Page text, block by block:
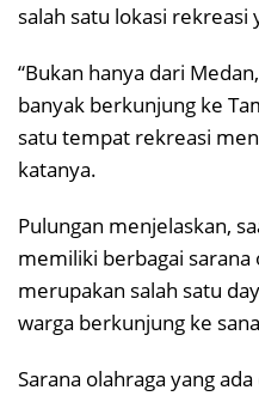
salah satu lokasi
“Bukan hanya dari
banyak berkunjung ke
satu tempat rekreasi
katanya.
Pulungan menjelaskan,
memiliki berbagai sarana
merupakan salah satu
warga berkunjung ke
Sarana olahraga yang